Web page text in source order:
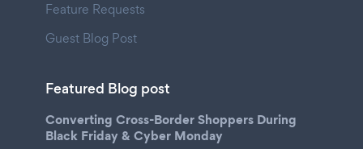
Feature Requests
Guest Blog Post
Featured Blog post
Converting Cross-Border Shoppers During
Black Friday & Cyber Monday